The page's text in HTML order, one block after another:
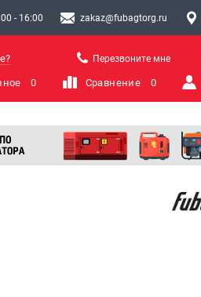
- 16:00 zakaz@fubagtorg.ru
Перезвоните мне
0 Сравнение 0